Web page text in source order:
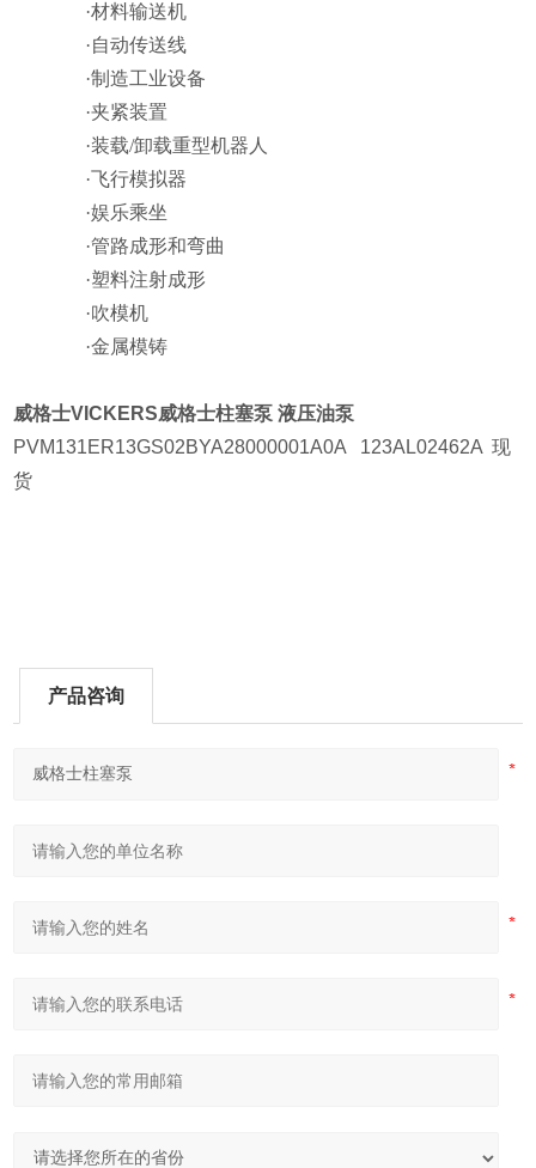
·材料输送机
·自动传送线
·制造工业设备
·夹紧装置
·装载/卸载重型机器人
·飞行模拟器
·娱乐乘坐
·管路成形和弯曲
·塑料注射成形
·吹模机
·金属模铸
威格士VICKERS威格士柱塞泵 液压油泵
PVM131ER13GS02BYA28000001A0A 123AL02462A 现
货
产品咨询